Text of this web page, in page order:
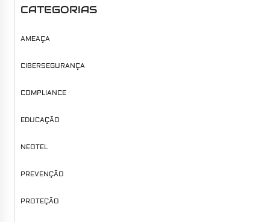
CATEGORIAS
AMEAÇA
CIBERSEGURANÇA
COMPLIANCE
EDUCAÇÃO
NEOTEL
PREVENÇÃO
PROTEÇÃO